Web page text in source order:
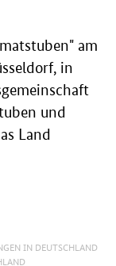
am
in
und
Land
IN DEUTSCHLAND